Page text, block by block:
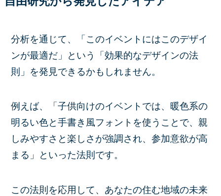
分析を通じて、「このイベントにはこのデザイ
ンが最適だ」という「効果的なデザインの法
則」を発見できるかもしれません。
例えば、「子供向けのイベントでは、暖色系の
明るい色と手書き風フォントを使うことで、親
しみやすさと楽しさが強調され、参加意欲が高
まる」といった法則です。
この法則を応用して、あなたの住む地域の未来